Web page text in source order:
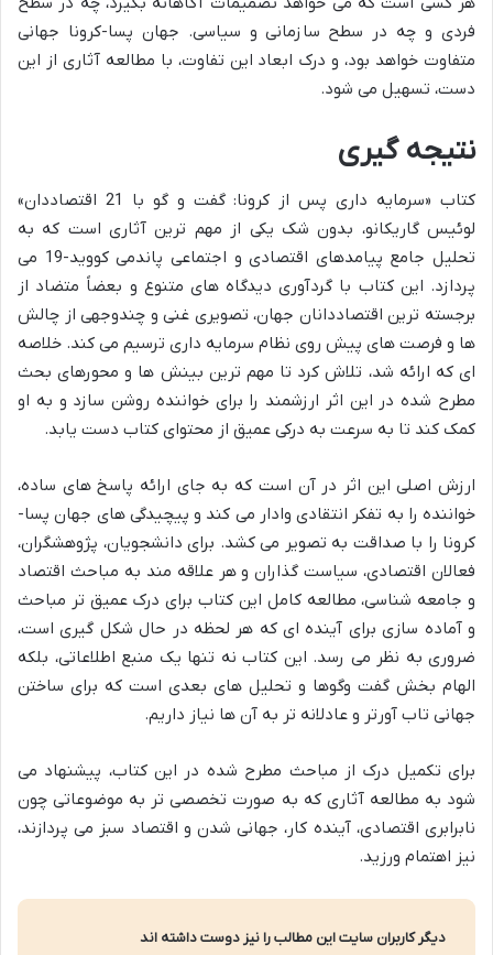
فردی و چه در سطح سازمانی و سیاسی. جهان پسا-کرونا جهانی
متفاوت خواهد بود، و درک ابعاد این تفاوت، با مطالعه آثاری از این
دست، تسهیل می شود.
نتیجه گیری
کتاب «سرمایه داری پس از کرونا: گفت و گو با 21 اقتصاددان»
لوئیس گاریکانو، بدون شک یکی از مهم ترین آثاری است که به
تحلیل جامع پیامدهای اقتصادی و اجتماعی پاندمی کووید-19 می
پردازد. این کتاب با گردآوری دیدگاه های متنوع و بعضاً متضاد از
برجسته ترین اقتصاددانان جهان، تصویری غنی و چندوجهی از چالش
ها و فرصت های پیش روی نظام سرمایه داری ترسیم می کند. خلاصه
ای که ارائه شد، تلاش کرد تا مهم ترین بینش ها و محورهای بحث
مطرح شده در این اثر ارزشمند را برای خواننده روشن سازد و به او
کمک کند تا به سرعت به درکی عمیق از محتوای کتاب دست یابد.
ارزش اصلی این اثر در آن است که به جای ارائه پاسخ های ساده،
خواننده را به تفکر انتقادی وادار می کند و پیچیدگی های جهان پسا-
کرونا را با صداقت به تصویر می کشد. برای دانشجویان، پژوهشگران،
فعالان اقتصادی، سیاست گذاران و هر علاقه مند به مباحث اقتصاد
و جامعه شناسی، مطالعه کامل این کتاب برای درک عمیق تر مباحث
و آماده سازی برای آینده ای که هر لحظه در حال شکل گیری است،
ضروری به نظر می رسد. این کتاب نه تنها یک منبع اطلاعاتی، بلکه
الهام بخش گفت وگوها و تحلیل های بعدی است که برای ساختن
جهانی تاب آورتر و عادلانه تر به آن ها نیاز داریم.
برای تکمیل درک از مباحث مطرح شده در این کتاب، پیشنهاد می
شود به مطالعه آثاری که به صورت تخصصی تر به موضوعاتی چون
نابرابری اقتصادی، آینده کار، جهانی شدن و اقتصاد سبز می پردازند،
نیز اهتمام ورزید.
دیگر کاربران سایت این مطالب را نیز دوست داشته اند